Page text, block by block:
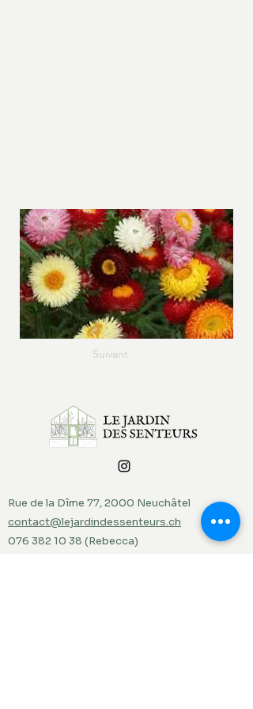
Suivant
Rue de la Dîme 77, 2000 Neuchâtel
contact@lejardindessenteurs.ch
076 382 10 38 (Rebecca)